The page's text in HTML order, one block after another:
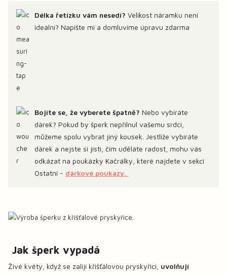
Délka řetízku vám nesedí? Velikost náramku není
ideální? Napište mi a domluvíme úpravu zdarma
Bojíte se, že vyberete špatně? Nebo vybíráte
dárek? Pokud by šperk nepřilnul vašemu srdci,
můžeme spolu vybrat jiný kousek. Jestliže vybíráte
dárek a nejste si jisti, čím uděláte radost, mohu vás
odkázat na poukázky Kačrálky, které najdete v sekci
Ostatní - dárkové poukazy.
Jak šperk vypadá
Živé květy, když se zalijí křišťálovou pryskyřicí, uvolňují